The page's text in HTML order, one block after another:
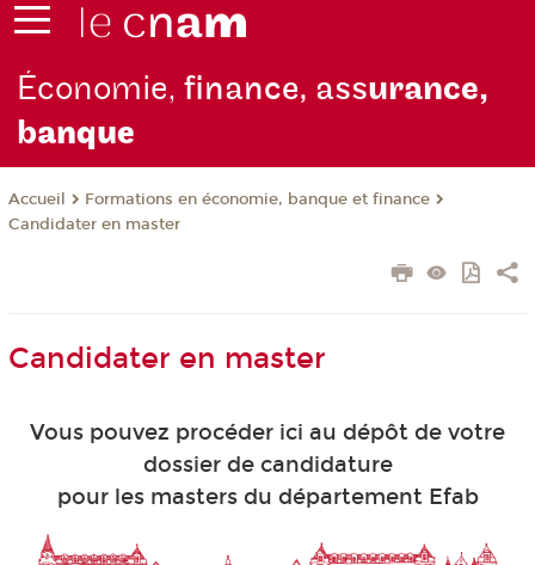
Économie,finance, assurance,
banque
Accueil
Formations en économie, banque et finance
Candidater en master
Candidater en master
Vous pouvez procéder ici au dépôt de votre
dossier de candidature
pour les masters du département Efab